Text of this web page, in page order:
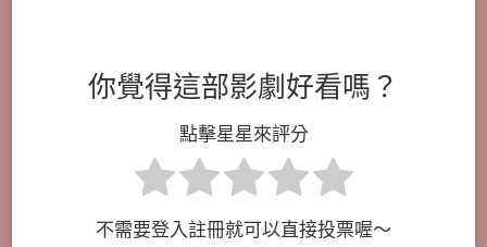
你覺得這部影劇好看嗎？
點擊星星來評分
不需要登入註冊就可以直接投票喔～